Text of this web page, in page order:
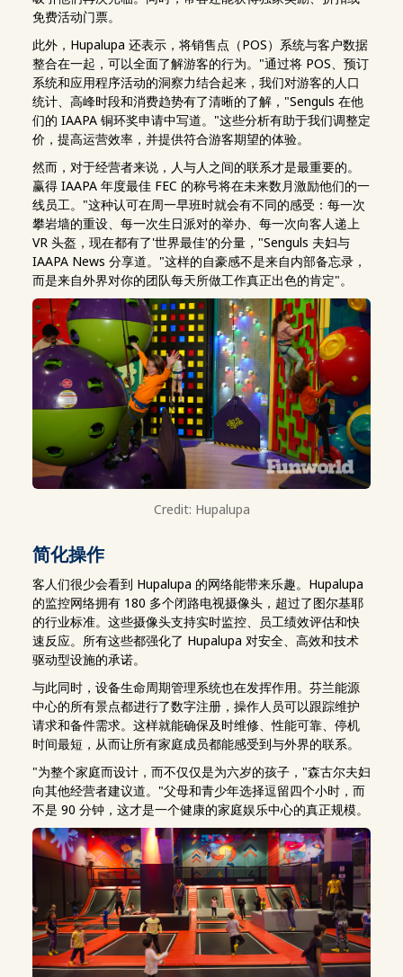
免费活动门票。
此外，Hupalupa 还表示，将销售点（POS）系统与客户数据
整合在一起，可以全面了解游客的行为。"通过将 POS、预订
系统和应用程序活动的洞察力结合起来，我们对游客的人口
统计、高峰时段和消费趋势有了清晰的了解，"Senguls 在他
们的 IAAPA 铜环奖申请中写道。"这些分析有助于我们调整定
价，提高运营效率，并提供符合游客期望的体验。
然而，对于经营者来说，人与人之间的联系才是最重要的。
赢得 IAAPA 年度最佳 FEC 的称号将在未来数月激励他们的一
线员工。"这种认可在周一早班时就会有不同的感受：每一次
攀岩墙的重设、每一次生日派对的举办、每一次向客人递上
VR 头盔，现在都有了'世界最佳'的分量，"Senguls 夫妇与
IAAPA News 分享道。"这样的自豪感不是来自内部备忘录，
而是来自外界对你的团队每天所做工作真正出色的肯定"。
Credit: Hupalupa
简化操作
客人们很少会看到 Hupalupa 的网络能带来乐趣。Hupalupa
的监控网络拥有 180 多个闭路电视摄像头，超过了图尔基耶
的行业标准。这些摄像头支持实时监控、员工绩效评估和快
速反应。所有这些都强化了 Hupalupa 对安全、高效和技术
驱动型设施的承诺。
与此同时，设备生命周期管理系统也在发挥作用。芬兰能源
中心的所有景点都进行了数字注册，操作人员可以跟踪维护
请求和备件需求。这样就能确保及时维修、性能可靠、停机
时间最短，从而让所有家庭成员都能感受到与外界的联系。
"为整个家庭而设计，而不仅仅是为六岁的孩子，"森古尔夫妇
向其他经营者建议道。"父母和青少年选择逗留四个小时，而
不是 90 分钟，这才是一个健康的家庭娱乐中心的真正规模。